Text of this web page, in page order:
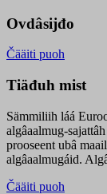
Ovdâsijđo
Čääiti puoh
Tiäđuh mist
Sämmiliih láá
algâaalmug-
prooseent ubâ
algâaalmugáid.
Čääiti puoh